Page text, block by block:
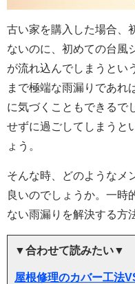
古い家を購入した場合、
ないのに、初めての台風
が流れ込んでしまうとい
まで極端な雨漏りであれ
に気づくこともできるで
せずに過ごしてしまうと
ょう。
そんな時、どのようなメ
良いのでしょうか。一時
ない雨漏りを解決する方
▼合わせて読みたい▼
屋根修理のカバー工法